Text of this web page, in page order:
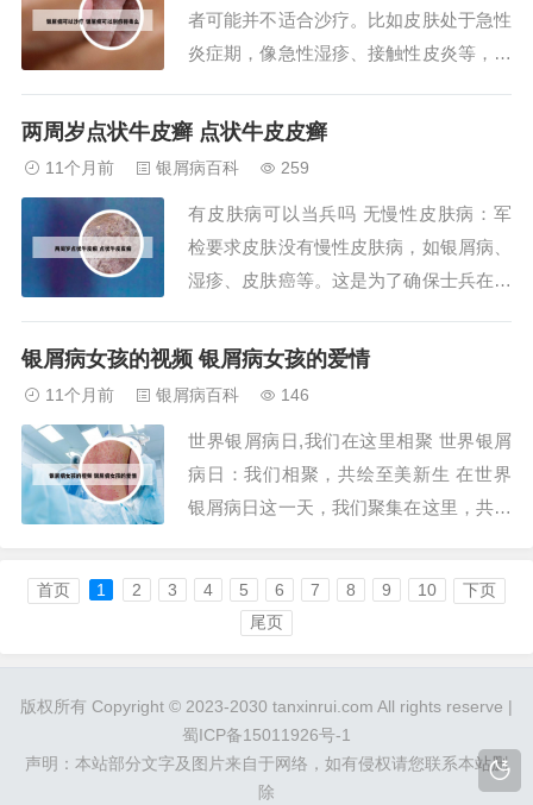
肘部和膝部...
者可能并不适合沙疗。比如皮肤处于急性
炎症期，像急性湿疹、接触性皮炎等，沙
使病情恶化。有皮肤破损、溃疡的患者也
耐受的皮肤病患者，沙疗的高温可能导致
皮肤烫伤等不...
两周岁点状牛皮癣 点状牛皮皮癣
11个月前 银屑病百科 259
有皮肤病可以当兵吗 无慢性皮肤病：军
检要求皮肤没有慢性皮肤病，如银屑病、
湿疹、皮肤癌等。这是为了确保士兵在服
皮肤病的影响。无严重皮肤损伤：军检要
间能够正常履行任务，不受皮肤损伤的影
响。鱼鳞病是...
银屑病女孩的视频 银屑病女孩的爱情
11个月前 银屑病百科 146
世界银屑病日,我们在这里相聚 世界银屑
病日：我们相聚，共绘至美新生 在世界
银屑病日这一天，我们聚集在这里，共同
证他们走出银影、拥抱新生的感人故事。
这些故事不仅仅是关于疾病的抗争，更是
关于勇气、希望和重生的赞歌。无所畏
患者，已经...
首页 1 2 3 4 5 6 7 8 9 10
下页
尾页
版权所有 Copyright © 2023-2030 tanxinrui.com All rights reserve |
蜀ICP备15011926号-1
声明：本站部分文字及图片来自于网络，如有侵权请您联系本站删
除